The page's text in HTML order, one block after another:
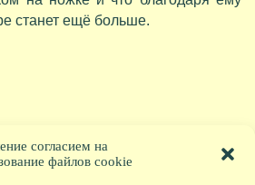
согласием на
файлов cookie
станет ещё больше.